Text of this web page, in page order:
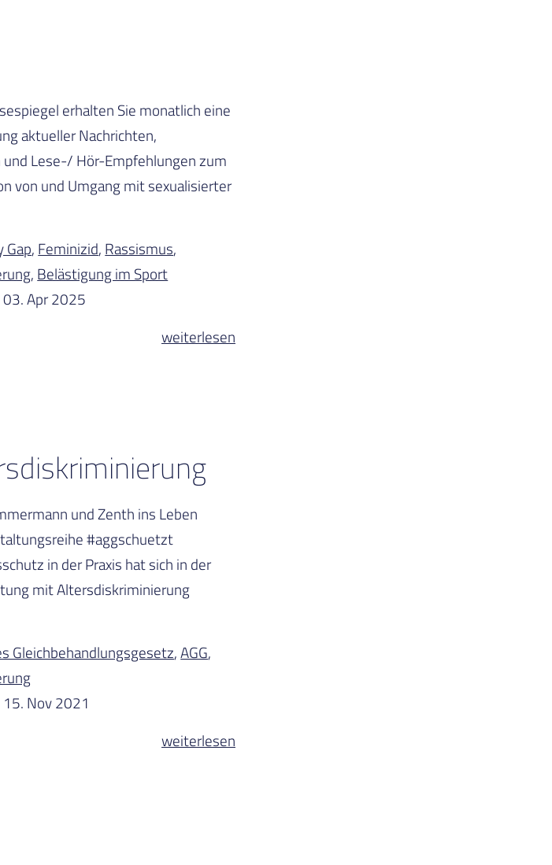
erhalten Sie monatlich eine
aktueller Nachrichten,
Lese-/ Hör-Empfehlungen zum
von und Umgang mit sexualisierter
Gap, Feminizid, Rassismus,
, Belästigung im Sport
Apr 2025
weiterlesen
und Zenth ins Leben
#aggschuetzt
in der Praxis hat sich in der
mit Altersdiskriminierung
Gleichbehandlungsgesetz,AGG,
Nov 2021
weiterlesen